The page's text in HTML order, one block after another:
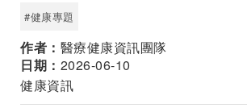
#健康專題
作者： 醫療健康資訊團隊
日期： 2026-06-10
健康資訊